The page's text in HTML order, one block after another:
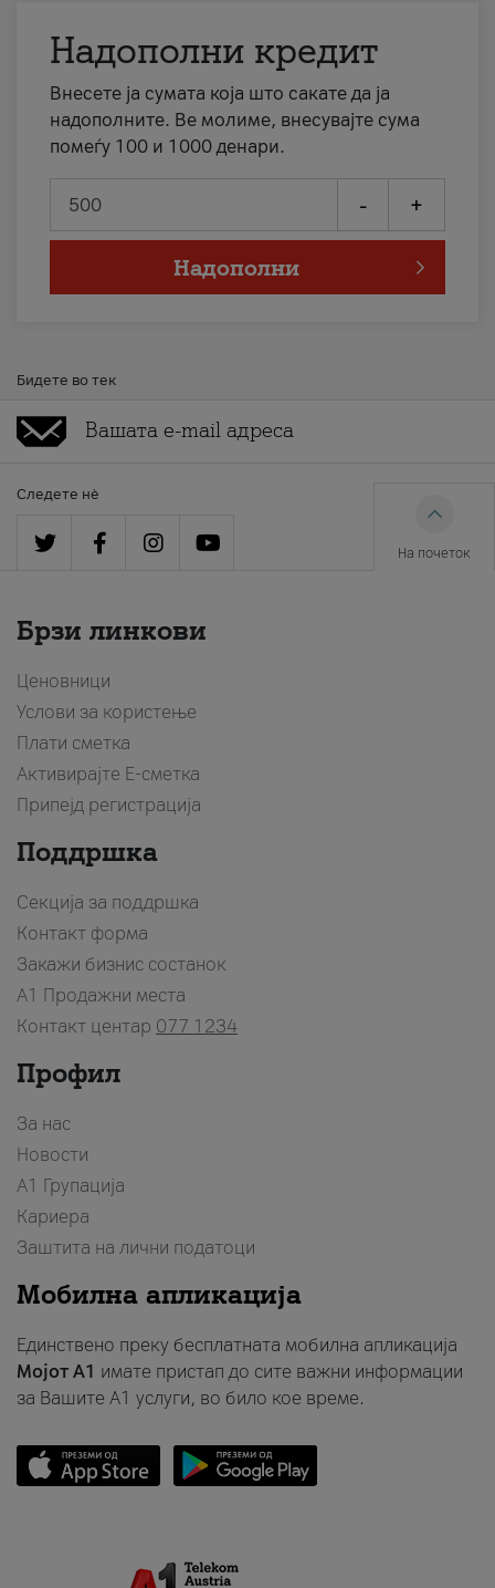
Надополни кредит
Внесете ја сумата која што сакате да ја
надополните. Ве молиме, внесувајте сума
помеѓу 100 и 1000 денари.
- +
Надополни
Бидете во тек
Следете нè
На почеток
Брзи линкови
Ценовници
Услови за користење
Плати сметка
Активирајте Е-сметка
Припејд регистрација
Поддршка
Секција за поддршка
Контакт форма
Закажи бизнис состанок
A1 Продажни места
Контакт центар 077 1234
Профил
За нас
Новости
А1 Групација
Кариера
Заштита на лични податоци
Мобилна апликација
Единствено преку бесплатната мобилна апликација
Мојот A1 имате пристап до сите важни информации
за Вашите A1 услуги, во било кое време.